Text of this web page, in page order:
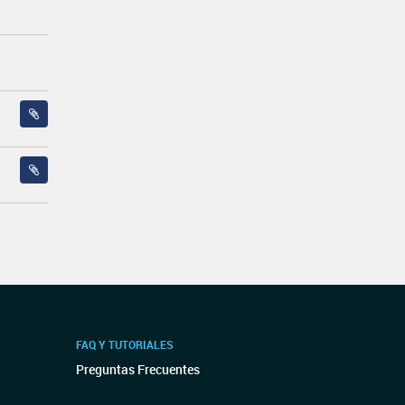
FAQ Y TUTORIALES
Preguntas Frecuentes